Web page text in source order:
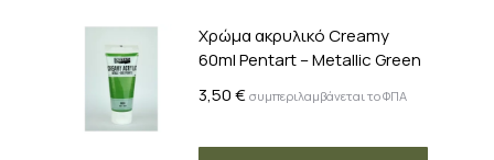
Χρώμα ακρυλικό Creamy
60ml Pentart – Metallic Green
3,50€ συμπεριλαμβάνεται το ΦΠΑ